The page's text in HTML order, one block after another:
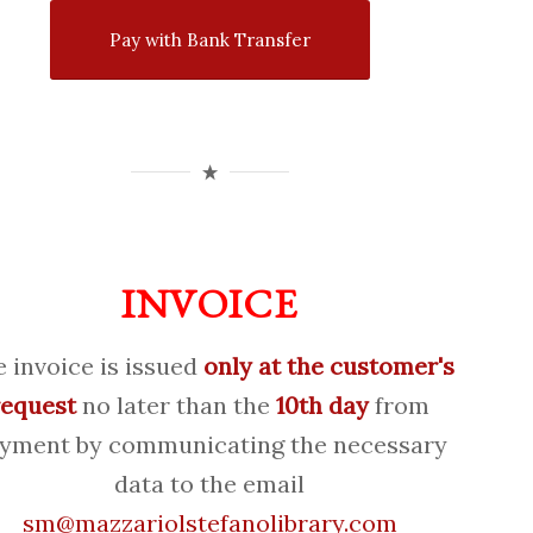
Pay with Bank Transfer
INVOICE
invoice is issued only at the customer's
no later than the10th dayfrom
by communicating the necessary
data to the email
sm@mazzariolstefanolibrary.com